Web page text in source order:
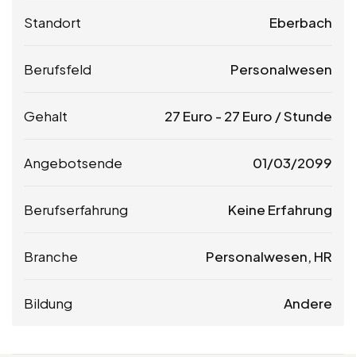
Standort Eberbach
Berufsfeld Personalwesen
Gehalt 27 Euro - 27 Euro / Stunde
Angebotsende 01/03/2099
Berufserfahrung Keine Erfahrung
Branche Personalwesen, HR
Bildung Andere